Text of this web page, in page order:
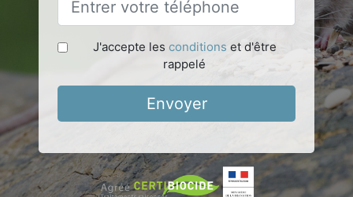
J'accepte les conditions et d'être
rappelé
Envoyer